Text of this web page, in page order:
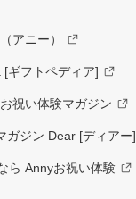
アニー）
ギフトペディア]
祝い体験マガジン
ガジン Dear [ディアー]
ら Annyお祝い体験